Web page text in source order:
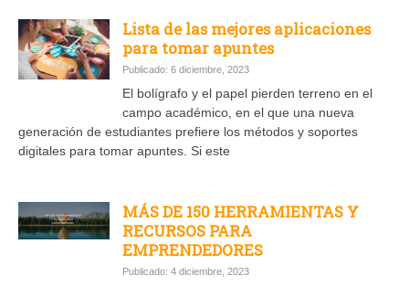
Lista de las mejores aplicaciones
para tomar apuntes
Publicado: 6 diciembre, 2023
El bolígrafo y el papel pierden terreno en el
campo académico, en el que una nueva
generación de estudiantes prefiere los métodos y soportes
digitales para tomar apuntes. Si este
MÁS DE 150 HERRAMIENTAS Y
RECURSOS PARA
EMPRENDEDORES
Publicado: 4 diciembre, 2023